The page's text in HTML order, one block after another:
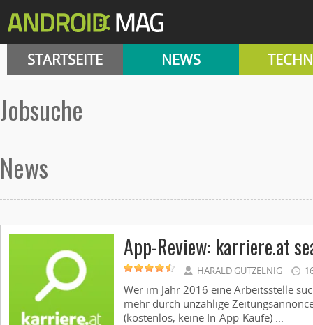
STARTSEITE NEWS
Jobsuche
News
App-Review: karriere.at
HARALD GUTZELNIG
Wer im Jahr 2016 eine Arbeitsstelle
mehr durch unzählige
(kostenlos, keine In-App-Käufe) ...